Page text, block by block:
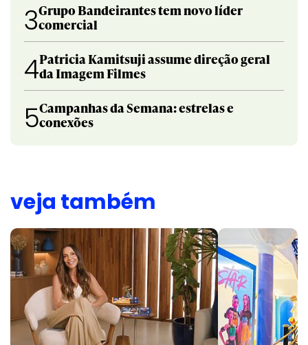
3Grupo Bandeirantes tem novo líder
comercial
4Patricia Kamitsuji assume direção geral
da Imagem Filmes
5Campanhas da Semana: estrelas e
conexões
veja também